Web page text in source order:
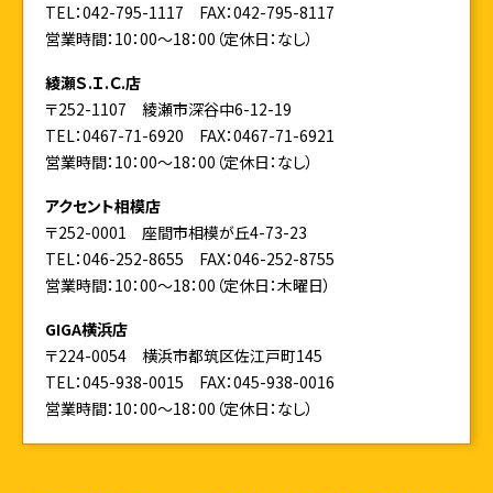
TEL：042-795-1117 FAX：042-795-8117
営業時間：10：00～18：00（定休日：なし）
綾瀬Ｓ.Ｉ.Ｃ.店
〒252-1107 綾瀬市深谷中6-12-19
TEL：0467-71-6920 FAX：0467-71-6921
営業時間：10：00～18：00（定休日：なし）
アクセント相模店
〒252-0001 座間市相模が丘4-73-23
TEL：046-252-8655 FAX：046-252-8755
営業時間：10：00～18：00（定休日：木曜日）
GIGA横浜店
〒224-0054 横浜市都筑区佐江戸町145
TEL：045-938-0015 FAX：045-938-0016
営業時間：10：00～18：00（定休日：なし）